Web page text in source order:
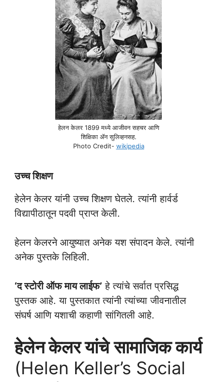
हेलन केलर 1899 मध्ये आजीवन सहचर आणि
शिक्षिका ॲन सुलिव्हनसह.
Photo Credit- wikipedia
उच्च शिक्षण
हेलेन केलर यांनी उच्च शिक्षण घेतले. त्यांनी हार्वर्ड
विद्यापीठातून पदवी प्राप्त केली.
हेलन केलरने आयुष्यात अनेक यश संपादन केले. त्यांनी
अनेक पुस्तके लिहिली.
‘द स्टोरी ऑफ माय लाईफ’ हे त्यांचे सर्वात प्रसिद्ध
पुस्तक आहे. या पुस्तकात त्यांनी त्यांच्या जीवनातील
संघर्ष आणि यशाची कहाणी सांगितली आहे.
हेलेन केलर यांचे सामाजिक कार्य
(Helen Keller’s Social